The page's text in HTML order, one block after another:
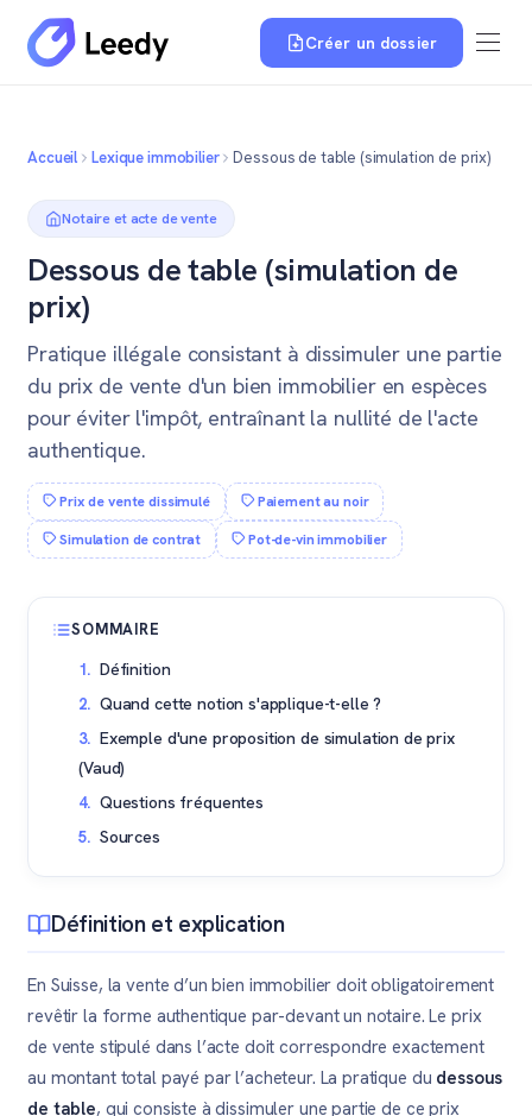
Créer un dossier
Accueil Lexique immobilier Dessous de table (simulation de prix)
Notaire et acte de vente
Dessous de table (simulation de
prix)
Pratique illégale consistant à dissimuler une partie
du prix de vente d'un bien immobilier en espèces
pour éviter l'impôt, entraînant la nullité de l'acte
authentique.
Prix de vente dissimulé
Paiement au noir
Simulation de contrat
Pot-de-vin immobilier
SOMMAIRE
Définition
Quand cette notion s'applique-t-elle ?
Exemple d'une proposition de simulation de prix
(Vaud)
Questions fréquentes
Sources
Définition et explication
En Suisse, la vente d’un bien immobilier doit obligatoirement
revêtir la forme authentique par-devant un notaire. Le prix
de vente stipulé dans l’acte doit correspondre exactement
au montant total payé par l’acheteur. La pratique du dessous
de table, qui consiste à dissimuler une partie de ce prix